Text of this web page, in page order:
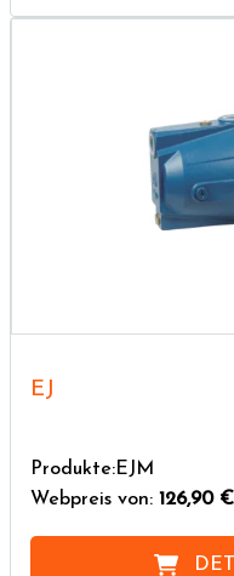
EJ
Produkte:EJM
Webpreis von: 126,90 €